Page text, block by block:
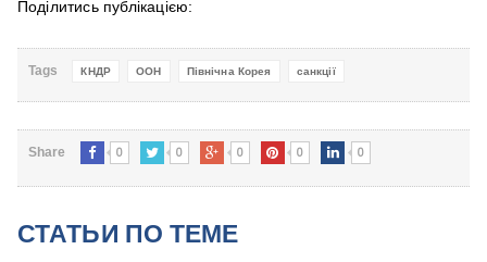
Поділитись публікацією:
Tags КНДР ООН Північна Корея санкції
Share 0 0 0 0 0
СТАТЬИ ПО ТЕМЕ